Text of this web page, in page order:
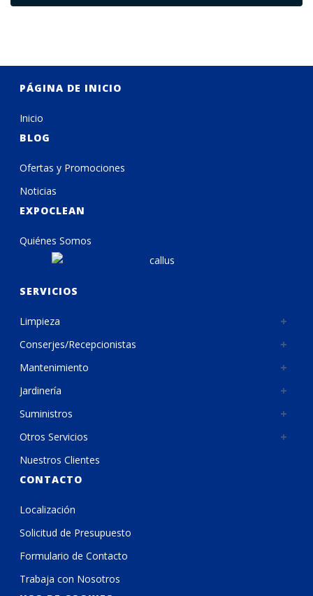
PÁGINA DE INICIO
Inicio
BLOG
Ofertas y Promociones
Noticias
EXPOCLEAN
Quiénes Somos
SERVICIOS
Limpieza
Conserjes/Recepcionistas
Mantenimiento
Jardinería
Suministros
Otros Servicios
Nuestros Clientes
CONTACTO
Localización
Solicitud de Presupuesto
Formulario de Contacto
Trabaja con Nosotros